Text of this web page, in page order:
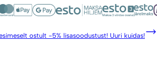
ostult -5% lisasoodustust! Uuri kuidas!